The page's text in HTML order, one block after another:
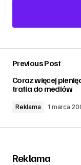
Previous Post
Coraz więcej
trafia do mediów
Reklama 1 marca
Reklama